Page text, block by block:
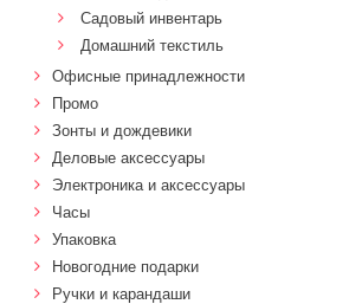
Садовый инвентарь
Домашний текстиль
Офисные принадлежности
Промо
Зонты и дождевики
Деловые аксессуары
Электроника и аксессуары
Часы
Упаковка
Новогодние подарки
Ручки и карандаши